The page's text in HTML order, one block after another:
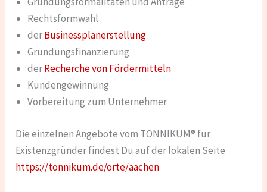
Rechtsformwahl
derBusinessplanerstellung
Gründungsfinanzierung
derRecherche von Fördermitteln
Kundengewinnung
Vorbereitung zum Unternehmer
Die einzelnen Angebote vom TONNIKUM® für
Existenzgründer findest Du auf der lokalen Seite
https://tonnikum.de/orte/aachen